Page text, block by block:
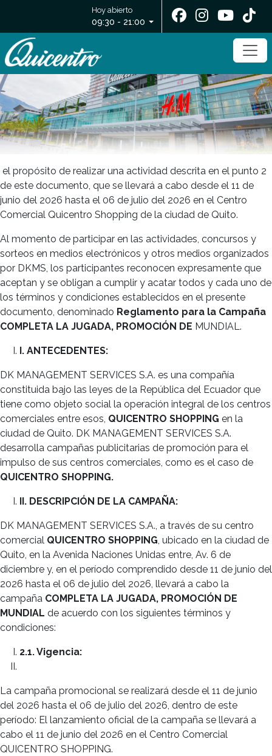
Hoy abierto
09:30 - 21:00
el propósito de realizar una actividad descrita en el punto 2
de este documento, que se llevará a cabo desde el 11 de
junio del 2026 hasta el 06 de julio del 2026 en el Centro
Comercial Quicentro Shopping de la ciudad de Quito.
Al momento de participar en las actividades, concursos y
sorteos en medios electrónicos y otros medios organizados
por DKMS, los participantes reconocen expresamente que
aceptan y se obligan a cumplir y acatar todos y cada uno de
los términos y condiciones establecidos en el presente
documento, denominado Reglamento para la Campaña
COMPLETA LA JUGADA, PROMOCIÓN DE MUNDIAL.
I. ANTECEDENTES:
DK MANAGEMENT SERVICES S.A. es una compañía
constituida bajo las leyes de la República del Ecuador que
tiene como objeto social la operación integral de los centros
comerciales entre esos, QUICENTRO SHOPPING en la
ciudad de Quito. DK MANAGEMENT SERVICES S.A.
desarrolla campañas publicitarias de promoción para el
impulso de sus centros comerciales, como es el caso de
QUICENTRO SHOPPING.
II. DESCRIPCIÓN DE LA CAMPAÑA:
DK MANAGEMENT SERVICES S.A., a través de su centro
comercial QUICENTRO SHOPPING, ubicado en la ciudad de
Quito, en la Avenida Naciones Unidas entre, Av. 6 de
diciembre y, en el período comprendido desde 11 de junio del
2026 hasta el 06 de julio del 2026, llevará a cabo la
campaña COMPLETA LA JUGADA, PROMOCIÓN DE
MUNDIAL de acuerdo con los siguientes términos y
condiciones:
2.1. Vigencia:
La campaña promocional se realizará desde el 11 de junio
del 2026 hasta el 06 de julio del 2026, dentro de este
período: El lanzamiento oficial de la campaña se llevará a
cabo el 11 de junio del 2026 en el Centro Comercial
QUICENTRO SHOPPING.